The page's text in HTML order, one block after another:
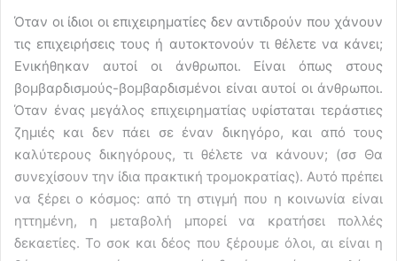
Όταν οι ίδιοι οι επιχειρηματίες δεν αντιδρούν που χάνουν
τις επιχειρήσεις τους ή αυτοκτονούν τι θέλετε να κάνει;
Ενικήθηκαν αυτοί οι άνθρωποι. Είναι όπως στους
βομβαρδισμούς-βομβαρδισμένοι είναι αυτοί οι άνθρωποι.
Όταν ένας μεγάλος επιχειρηματίας υφίσταται τεράστιες
ζημιές και δεν πάει σε έναν δικηγόρο, και από τους
καλύτερους δικηγόρους, τι θέλετε να κάνουν; (σσ Θα
συνεχίσουν την ίδια πρακτική τρομοκρατίας). Αυτό πρέπει
να ξέρει ο κόσμος: από τη στιγμή που η κοινωνία είναι
ηττημένη, η μεταβολή μπορεί να κρατήσει πολλές
δεκαετίες. Το σοκ και δέος που ξέρουμε όλοι, αι είναι η